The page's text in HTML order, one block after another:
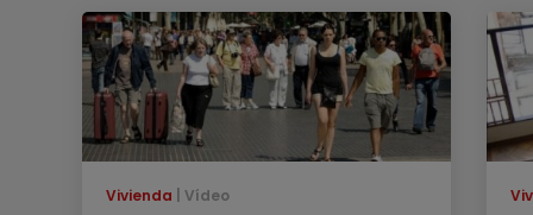
Vivienda Vídeo